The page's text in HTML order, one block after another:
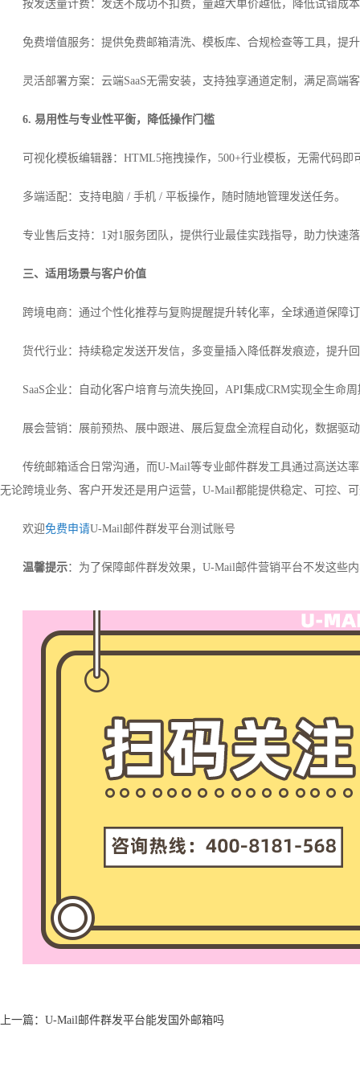
按发送量计费：发送不成功不扣费，量越大单价越低，降低试错成
免费增值服务：提供免费邮箱清洗、模板库、合规检查等工具，提
灵活部署方案：云端SaaS无需安装，支持独享通道定制，满足高端
6. 易用性与专业性平衡，降低操作门槛
可视化模板编辑器：HTML5拖拽操作，500+行业模板，无需代码即
多端适配：支持电脑 / 手机 / 平板操作，随时随地管理发送任务。
专业售后支持：1对1服务团队，提供行业最佳实践指导，助力快速
三、适用场景与客户价值
跨境电商：通过个性化推荐与复购提醒提升转化率，全球通道保障
货代行业：持续稳定发送开发信，多变量插入降低群发痕迹，提升
SaaS企业：自动化客户培育与流失挽回，API集成CRM实现全生命
展会营销：展前预热、展中跟进、展后复盘全流程自动化，数据驱
传统邮箱适合日常沟通，而U-Mail等专业邮件群发工具通过高送达
无论跨境业务、客户开发还是用户运营，U-Mail都能提供稳定、可控、
欢迎免费申请U-Mail邮件群发平台测试账号
温馨提示：为了保障邮件群发效果，U-Mail邮件营销平台不发这些
上一篇： U-Mail邮件群发平台能发国外邮箱吗